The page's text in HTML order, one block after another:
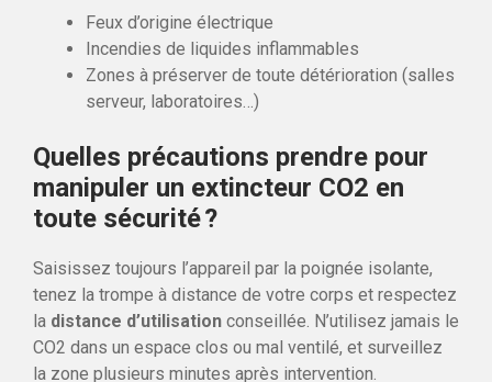
Feux d’origine électrique
Incendies de liquides inflammables
Zones à préserver de toute détérioration (salles
serveur, laboratoires…)
Quelles précautions prendre pour
manipuler un extincteur CO2 en
toute sécurité ?
Saisissez toujours l’appareil par la poignée isolante,
tenez la trompe à distance de votre corps et respectez
la distance d’utilisation conseillée. N’utilisez jamais le
CO2 dans un espace clos ou mal ventilé, et surveillez
la zone plusieurs minutes après intervention.